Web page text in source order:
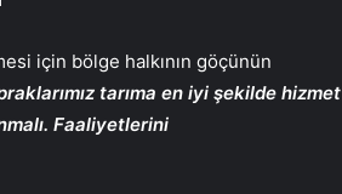
için bölge halkının göçünün
tarıma en iyi şekilde hizmet
Faaliyetlerini